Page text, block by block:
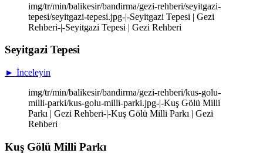
img/tr/min/balikesir/bandirma/gezi-rehberi/seyitgazi-
tepesi/seyitgazi-tepesi.jpg-|-Seyitgazi Tepesi | Gezi
Rehberi-|-Seyitgazi Tepesi | Gezi Rehberi
Seyitgazi Tepesi
► İnceleyin
img/tr/min/balikesir/bandirma/gezi-rehberi/kus-golu-
milli-parki/kus-golu-milli-parki.jpg-|-Kuş Gölü Milli
Parkı | Gezi Rehberi-|-Kuş Gölü Milli Parkı | Gezi
Rehberi
Kuş Gölü Milli Parkı